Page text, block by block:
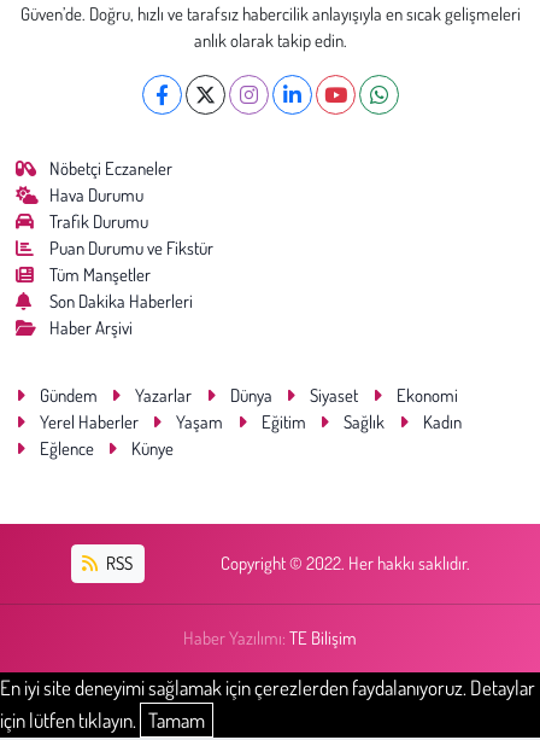
Güven’de. Doğru, hızlı ve tarafsız habercilik anlayışıyla en sıcak gelişmeleri
anlık olarak takip edin.
Nöbetçi Eczaneler
Hava Durumu
Trafik Durumu
Puan Durumu ve Fikstür
Tüm Manşetler
Son Dakika Haberleri
Haber Arşivi
Gündem Yazarlar Dünya Siyaset
Ekonomi
Yerel Haberler
Yaşam Eğitim Sağlık
Kadın
Eğlence
Künye
RSS Copyright © 2022. Her hakkı saklıdır.
Haber Yazılımı: TE Bilişim
En iyi site deneyimi sağlamak için çerezlerden faydalanıyoruz. Detaylar
için lütfen tıklayın. Tamam